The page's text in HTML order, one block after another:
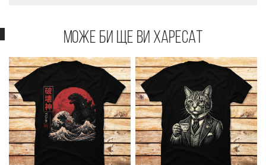
Може би ще ви харесат